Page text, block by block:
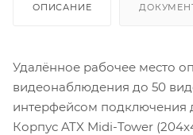
ОПИСАНИЕ
Удалённое рабочее место
видеонаблюдения до 50
интерфейсом подключения
Корпус ATX Midi-Tower